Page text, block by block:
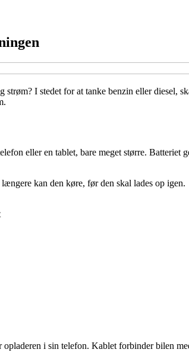
I stedet for at tanke benzin eller diesel,
eller en tablet, bare meget større.
kan den køre, før den skal lades op igen.
i sin telefon. Kablet forbinder bilen